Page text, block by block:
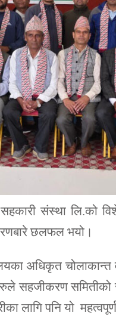
सहकारी संस्था लि.को
छलफल भयो।
अधिकृत
सहजीकरण समितीको
लागि पनि यो